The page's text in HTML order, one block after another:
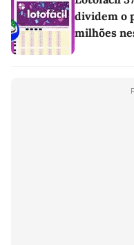
dividem o
milhões